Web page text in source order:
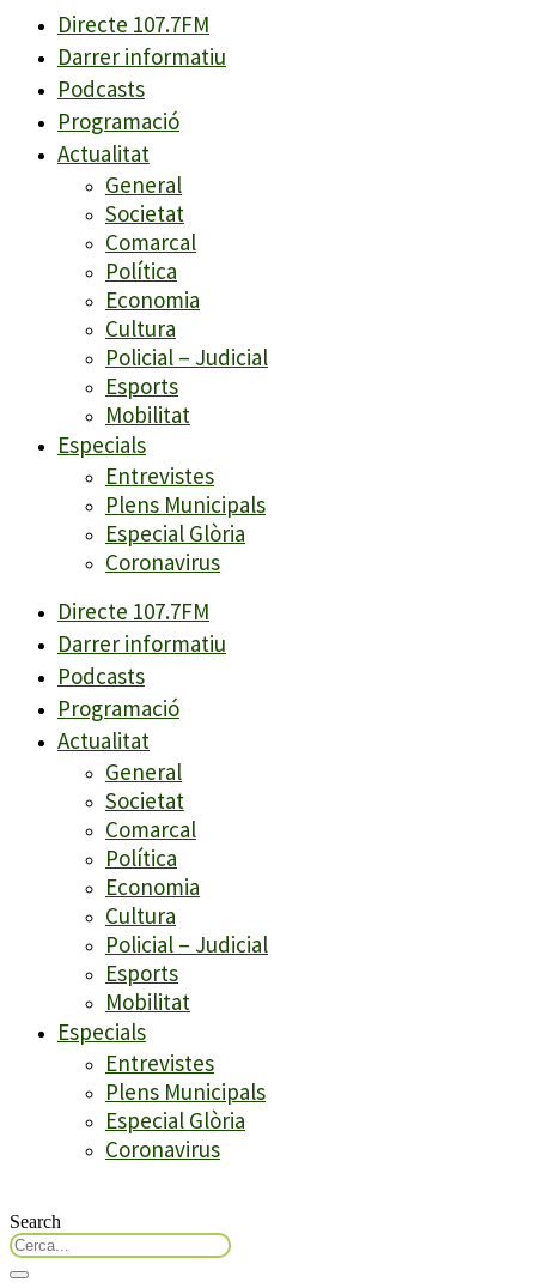
Directe 107.7FM
Darrer informatiu
Podcasts
Programació
Actualitat
General
Societat
Comarcal
Política
Economia
Cultura
Policial – Judicial
Esports
Mobilitat
Especials
Entrevistes
Plens Municipals
Especial Glòria
Coronavirus
Directe 107.7FM
Darrer informatiu
Podcasts
Programació
Actualitat
General
Societat
Comarcal
Política
Economia
Cultura
Policial – Judicial
Esports
Mobilitat
Especials
Entrevistes
Plens Municipals
Especial Glòria
Coronavirus
Search